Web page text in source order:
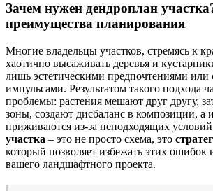
Зачем нужен дендроплан
преимущества планирования
Многие владельцы участков, стремясь к
хаотично высаживать деревья и
лишь эстетическими предпочтениями
импульсами. Результатом такого подхода
проблемы: растения мешают друг другу,
зоны, создают дисбаланс в композиции, а
приживаются из-за неподходящих
участка – это не просто схема, это
который позволяет избежать этих ошибок
вашего ландшафтного проекта.